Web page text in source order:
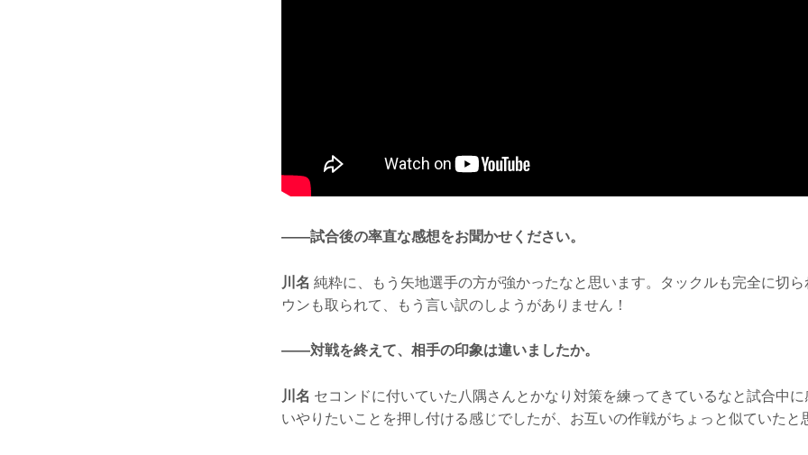
——試合後の率直な感想をお聞かせください。
川名 純粋に、もう矢地選手の方が強かったなと思います。タックルも完全に切
ウンも取られて、もう言い訳のしようがありません！
——対戦を終えて、相手の印象は違いましたか。
川名 セコンドに付いていた八隅さんとかなり対策を練ってきているなと試合中
いやりたいことを押し付ける感じでしたが、お互いの作戦がちょっと似ていたと